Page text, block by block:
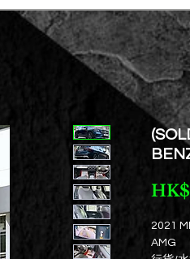
2021
AMG